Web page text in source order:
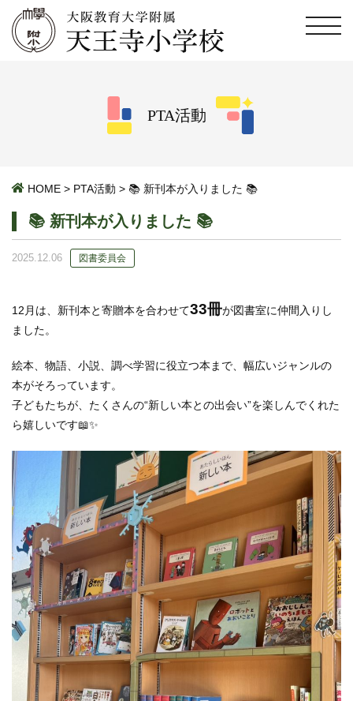
PTA活動
HOME > PTA活動 > 📚 新刊本が入りました 📚
📚 新刊本が入りました 📚
2025.12.06 図書委員会
12月は、新刊本と寄贈本を合わせて33冊が図書室に仲間入りし
ました。
絵本、物語、小説、調べ学習に役立つ本まで、幅広いジャンルの
本がそろっています。
子どもたちが、たくさんの“新しい本との出会い”を楽しんでくれた
ら嬉しいです📖✨